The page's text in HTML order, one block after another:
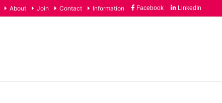
About Join Contact Information Facebook LinkedIn